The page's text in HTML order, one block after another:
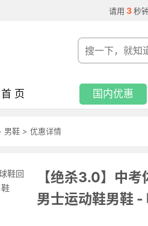
请用 3 秒
首 页 国内优惠
男鞋 > 优惠详情
【绝杀3.0】中
男士运动鞋男鞋 -